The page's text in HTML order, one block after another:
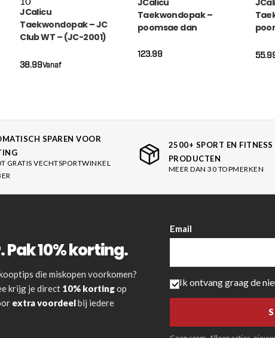
JCalicu
Taekwondopak – JC
Club WT – (JC-2001)
Vanaf
38.99
JCalicu
Taekwondopak –
poomsae dan
dames WT – JC-K2012
123.99
SPAREN VOOR
GRATIS VECHTSPORTWINKEL
2500+ SPORT EN FITNESS
PRODUCTEN
MEER DAN 30 TOPMERKEN
10% korting.
die miskopen voorkomen?
krijg je direct 10% kortingop
extra voordeelbij iedere
Email
Ik ontvang graag de